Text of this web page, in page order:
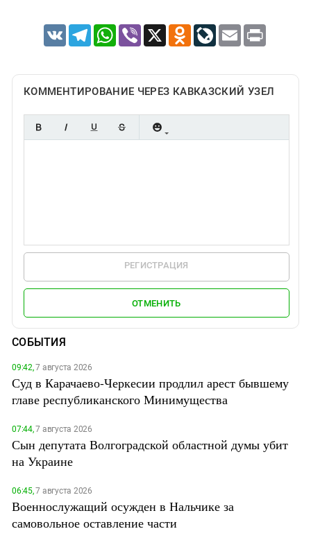
VK TelegramWhatsApp
Viber X Odnoklassniki
LiveJournal
Email Print
КОММЕНТИРОВАНИЕ ЧЕРЕЗ КАВКАЗСКИЙ УЗЕЛ
РЕГИСТРАЦИЯ
ОТМЕНИТЬ
СОБЫТИЯ
09:42,7 августа 2026
Суд в Карачаево-Черкесии продлил арест бывшему
главе республиканского Минимущества
07:44,7 августа 2026
Сын депутата Волгоградской областной думы убит
на Украине
06:45,7 августа 2026
Военнослужащий осужден в Нальчике за
самовольное оставление части